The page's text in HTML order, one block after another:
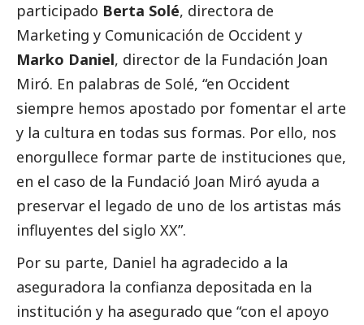
participado Berta Solé, directora de
Marketing y Comunicación de Occident y
Marko Daniel, director de la Fundación Joan
Miró. En palabras de Solé, “en Occident
siempre hemos apostado por fomentar el arte
y la cultura en todas sus formas. Por ello, nos
enorgullece formar parte de instituciones que,
en el caso de la Fundació Joan Miró ayuda a
preservar el legado de uno de los artistas más
influyentes del siglo XX”.
Por su parte, Daniel ha agradecido a la
aseguradora la confianza depositada en la
institución y ha asegurado que “con el apoyo